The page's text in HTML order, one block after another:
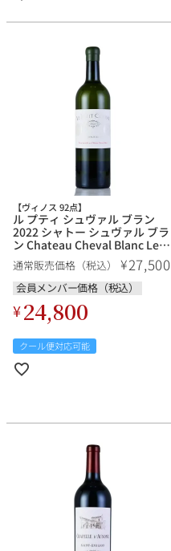
【ヴィノス 92点】
ル プティ シュヴァル ブラン
2022 シャトー シュヴァル ブラ
ン Chateau Cheval Blanc Le
Petit Cheval Blanc フランス ボ
ルドー 白ワイン
通常販売価格（税込） ¥27,500
会員メンバー価格（税込）
¥24,800
クール便対応可能